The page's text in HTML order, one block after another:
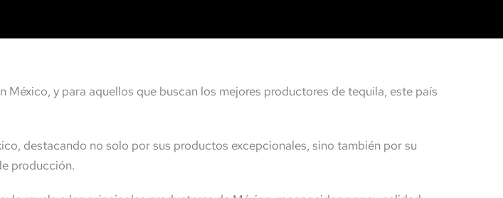
y para aquellos que buscan los mejores productores de tequila, este país
destacando no solo por sus productos excepcionales, sino también por su
producción.